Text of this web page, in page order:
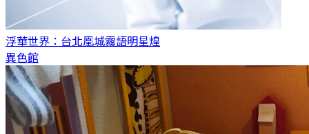
浮華世界：台北凰城霧語明星煌
異色館